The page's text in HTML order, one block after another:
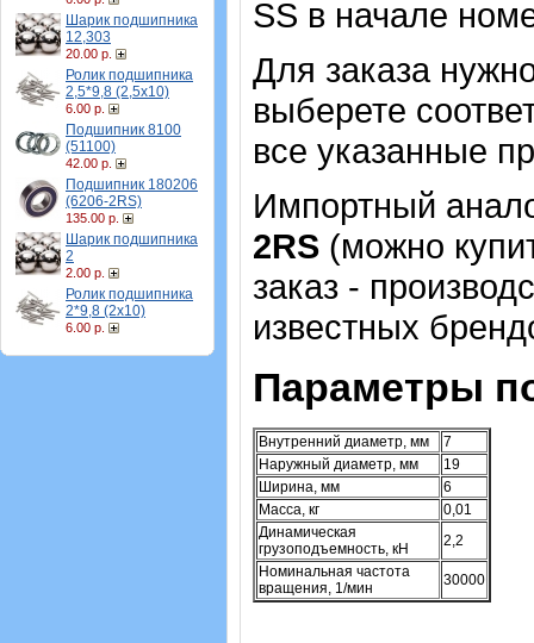
Шарик подшипника
12,303
20.00 р.
Ролик подшипника
2,5*9,8 (2,5х10)
6.00 р.
Подшипник 8100
(51100)
42.00 р.
Подшипник 180206
(6206-2RS)
135.00 р.
Шарик подшипника
2
2.00 р.
Ролик подшипника
2*9,8 (2х10)
6.00 р.
SS в начале
Для заказа
выберете
все указанные
Импортный
2RS (можно
заказ -
известных
Параметры
Внутренний диаметр, мм
7
Наружный диаметр, мм
19
Ширина, мм
6
Масса, кг
0,01
Динамическая
грузоподъемность, кН
2,2
Номинальная частота
вращения, 1/мин
30000